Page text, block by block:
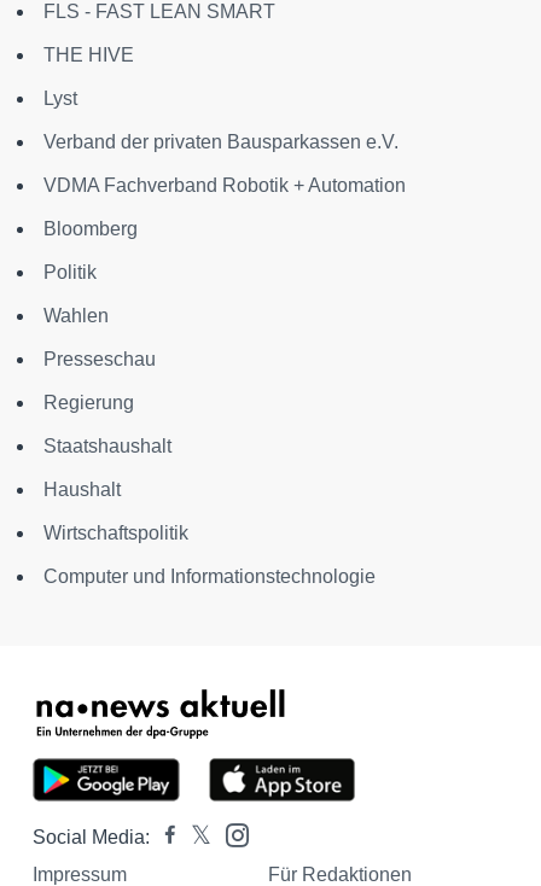
FLS - FAST LEAN SMART
THE HIVE
Lyst
Verband der privaten Bausparkassen e.V.
VDMA Fachverband Robotik + Automation
Bloomberg
Politik
Wahlen
Presseschau
Regierung
Staatshaushalt
Haushalt
Wirtschaftspolitik
Computer und Informationstechnologie
Social Media:
Impressum
Für Redaktionen